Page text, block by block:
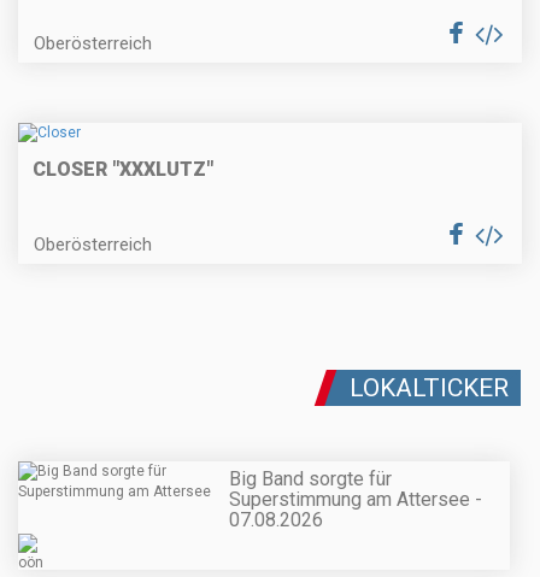
Oberösterreich
CLOSER "XXXLUTZ"
Oberösterreich
LOKALTICKER
Big Band sorgte für
Superstimmung am Attersee -
07.08.2026